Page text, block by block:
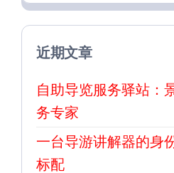
近期文章
自助导览服务驿站：
务专家
一台导游讲解器的身
标配